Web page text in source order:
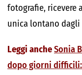
fotografie, ricevere
unica lontano dagli
Leggi ancheSonia
dopo giorni